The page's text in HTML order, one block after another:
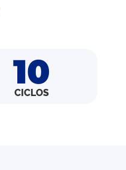
10
CICLOS